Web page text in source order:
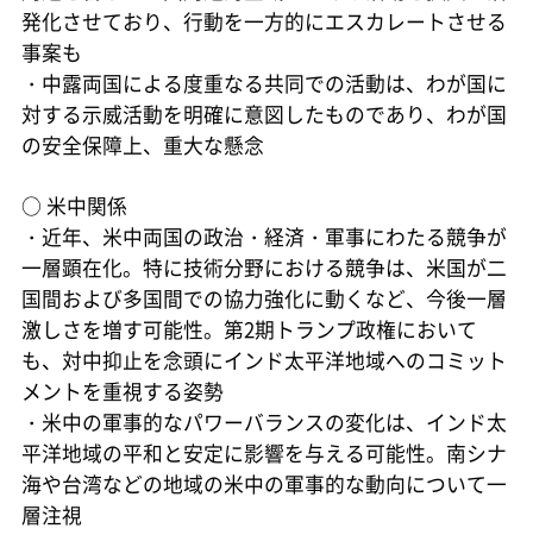
発化させており、行動を一方的にエスカレートさせる
事案も
・中露両国による度重なる共同での活動は、わが国に
対する示威活動を明確に意図したものであり、わが国
の安全保障上、重大な懸念
○ 米中関係
・近年、米中両国の政治・経済・軍事にわたる競争が
一層顕在化。特に技術分野における競争は、米国が二
国間および多国間での協力強化に動くなど、今後一層
激しさを増す可能性。第2期トランプ政権において
も、対中抑止を念頭にインド太平洋地域へのコミット
メントを重視する姿勢
・米中の軍事的なパワーバランスの変化は、インド太
平洋地域の平和と安定に影響を与える可能性。南シナ
海や台湾などの地域の米中の軍事的な動向について一
層注視